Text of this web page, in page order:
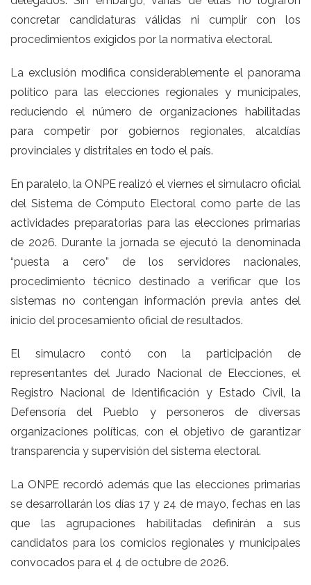
concretar candidaturas válidas ni cumplir con los
procedimientos exigidos por la normativa electoral.
La exclusión modifica considerablemente el panorama
político para las elecciones regionales y municipales,
reduciendo el número de organizaciones habilitadas
para competir por gobiernos regionales, alcaldías
provinciales y distritales en todo el país.
En paralelo, la ONPE realizó el viernes el simulacro oficial
del Sistema de Cómputo Electoral como parte de las
actividades preparatorias para las elecciones primarias
de 2026. Durante la jornada se ejecutó la denominada
“puesta a cero” de los servidores nacionales,
procedimiento técnico destinado a verificar que los
sistemas no contengan información previa antes del
inicio del procesamiento oficial de resultados.
El simulacro contó con la participación de
representantes del Jurado Nacional de Elecciones, el
Registro Nacional de Identificación y Estado Civil, la
Defensoría del Pueblo y personeros de diversas
organizaciones políticas, con el objetivo de garantizar
transparencia y supervisión del sistema electoral.
La ONPE recordó además que las elecciones primarias
se desarrollarán los días 17 y 24 de mayo, fechas en las
que las agrupaciones habilitadas definirán a sus
candidatos para los comicios regionales y municipales
convocados para el 4 de octubre de 2026.